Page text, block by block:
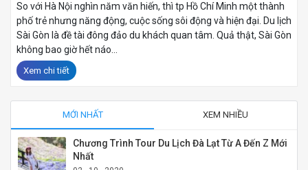
So với Hà Nội nghìn năm văn hiến, thì tp Hồ Chí Minh một thành
phố trẻ nhưng năng động, cuộc sống sôi động và hiện đại. Du lịch
Sài Gòn là đề tài đông đảo du khách quan tâm. Quả thật, Sài Gòn
không bao giờ hết náo...
Xem chi tiết
MỚI NHẤT XEM NHIỀU
Chương Trình Tour Du Lịch Đà Lạt Từ A Đến Z Mới
Nhất